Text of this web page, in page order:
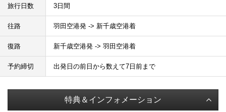
旅行日数 3日間
往路 羽田空港発 -> 新千歳空港着
復路 新千歳空港発 -> 羽田空港着
予約締切 出発日の前日から数えて7日前まで
特典＆インフォメーション